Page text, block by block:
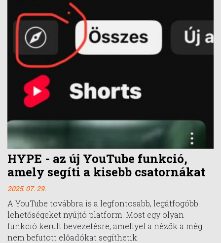
HYPE - az új YouTube funkció,
amely segíti a kisebb csatornákat
2025. 07. 29.
A YouTube továbbra is a legfontosabb, legátfogóbb
lehetőségeket nyújtó platform. Most egy olyan
funkció került bevezetésre, amellyel a nézők a még
nem befutott előadókat segíthetik.